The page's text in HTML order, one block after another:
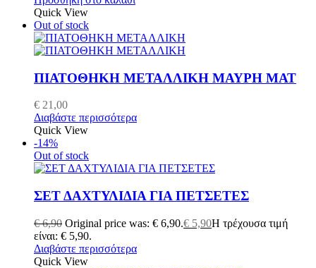
Quick View
Out of stock
ΠΙΑΤΟΘΗΚΗ ΜΕΤΑΛΛΙΚΗ ΜΑΥΡΗ ΜΑΤ
€ 21,00
Διαβάστε περισσότερα
Quick View
-14%
Out of stock
ΣΕΤ ΔΑΧΤΥΛΙΔΙΑ ΓΙΑ ΠΕΤΣΕΤΕΣ
€6,90 Original price was: € 6,90.€ 5,90Η τρέχουσα τιμή
είναι: € 5,90.
Διαβάστε περισσότερα
Quick View